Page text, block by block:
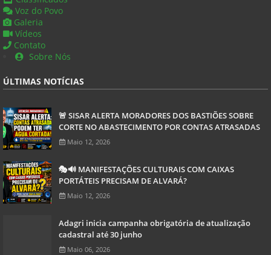
Voz do Povo
Galeria
Vídeos
Contato
Sobre Nós
ÚLTIMAS NOTÍCIAS
🚨 SISAR ALERTA MORADORES DOS BASTIÕES SOBRE
CORTE NO ABASTECIMENTO POR CONTAS ATRASADAS
Maio 12, 2026
🎭🔊 MANIFESTAÇÕES CULTURAIS COM CAIXAS
PORTÁTEIS PRECISAM DE ALVARÁ?
Maio 12, 2026
Adagri inicia campanha obrigatória de atualização
cadastral até 30 junho
Maio 06, 2026